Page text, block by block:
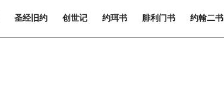
圣经旧约 创世记 约珥书 腓利门书 约翰二书